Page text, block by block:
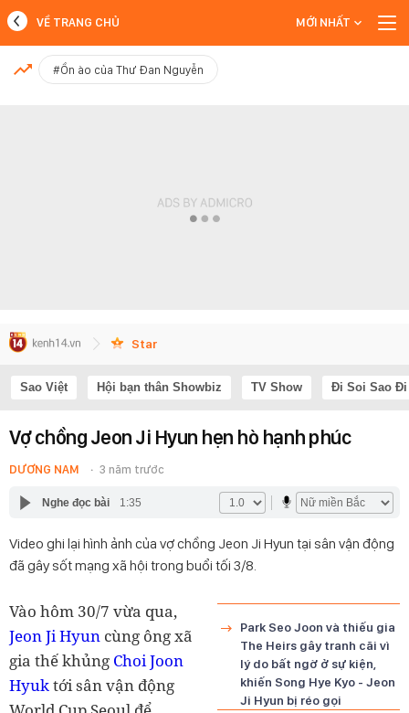
MỚI NHẤT
VỀ TRANG CHỦ MỚI NHẤT
#Ồn ào của Thư Đan Nguyễn
Star
Sao Việt Hội bạn thân Showbiz TV Show Đi Soi Sao Đi
Vợ chồng Jeon Ji Hyun hẹn hò hạnh phúc
DƯƠNG NAM 3 năm trước
Nghe đọc bài 1:35
Video ghi lại hình ảnh của vợ chồng Jeon Ji Hyun tại sân vận động
đã gây sốt mạng xã hội trong buổi tối 3/8.
Park Seo Joon và thiếu gia
The Heirs gây tranh cãi vì
lý do bất ngờ ở sự kiện,
khiến Song Hye Kyo - Jeon
Ji Hyun bị réo gọi
Vào hôm 30/7 vừa qua,
Jeon Ji Hyun cùng ông xã
gia thế khủng Choi Joon
Hyuktới sân vận động